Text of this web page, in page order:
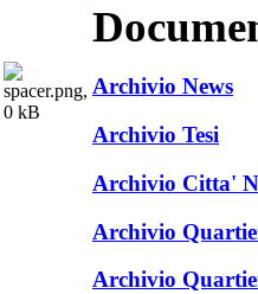
Archivio News
Archivio Tesi
Archivio Citta'
Archivio
Archivio